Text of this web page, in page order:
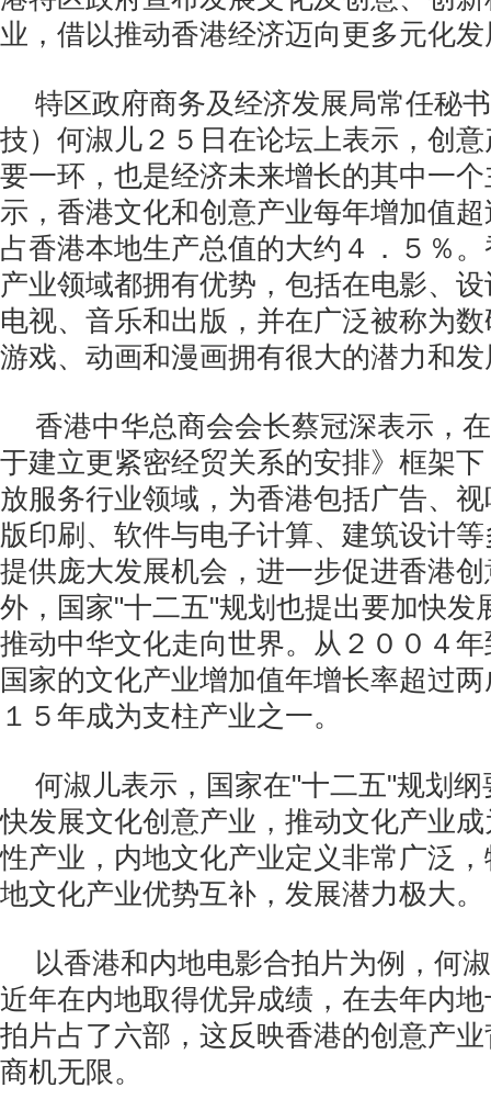
业，借以推动香港经济迈向更多元化
特区政府商务及经济发展局常任秘
技）何淑儿２５日在论坛上表示，创
要一环，也是经济未来增长的其中一
示，香港文化和创意产业每年增加值
占香港本地生产总值的大约４．５％
产业领域都拥有优势，包括在电影、
电视、音乐和出版，并在广泛被称为
游戏、动画和漫画拥有很大的潜力和
香港中华总商会会长蔡冠深表示，
于建立更紧密经贸关系的安排》框架
放服务行业领域，为香港包括广告、
版印刷、软件与电子计算、建筑设计
提供庞大发展机会，进一步促进香港
外，国家"十二五"规划也提出要加快发
推动中华文化走向世界。从２００４
国家的文化产业增加值年增长率超过
１５年成为支柱产业之一。
何淑儿表示，国家在"十二五"规划
快发展文化创意产业，推动文化产业
性产业，内地文化产业定义非常广泛
地文化产业优势互补，发展潜力极大。
以香港和内地电影合拍片为例，何
近年在内地取得优异成绩，在去年内
拍片占了六部，这反映香港的创意产
商机无限。